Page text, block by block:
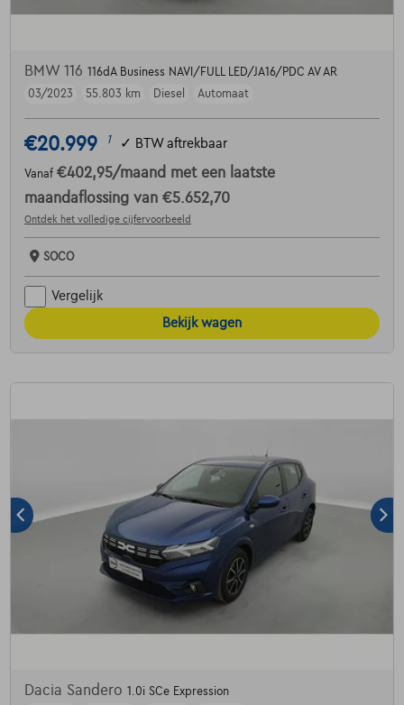
BMW 116 116dA Business NAVI/FULL LED/JA16/PDC AV AR
03/2023
55.803 km Diesel Automaat
€20.999 1 ✓ BTW aftrekbaar
Vanaf €402,95/maand met een laatste
maandaflossing van €5.652,70
Ontdek het volledige cijfervoorbeeld
SOCO
Vergelijk
Bekijk wagen
Dacia Sandero 1.0i SCe Expression